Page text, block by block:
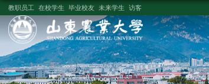
教职员工 在校学生 毕业校友 未来学生